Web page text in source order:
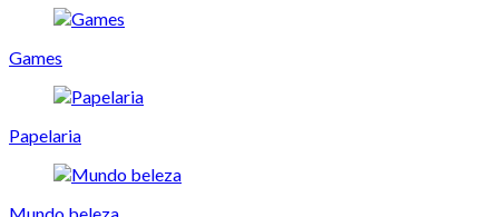
Games
Papelaria
Mundo beleza